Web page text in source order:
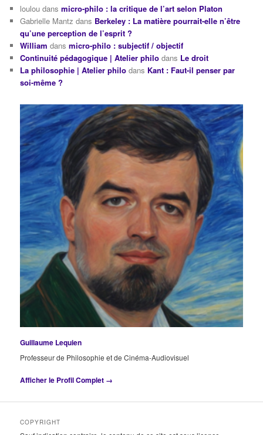
loulou dansmicro-philo : la critique de l’art selon Platon
Gabrielle Mantz dans Berkeley : La matière pourrait-elle n’être
qu’une perception de l’esprit ?
William dansmicro-philo : subjectif / objectif
Continuité pédagogique | Atelier philo dans Le droit
La philosophie | Atelier philo dans Kant : Faut-il penser par
soi-même ?
Guillaume Lequien
Professeur de Philosophie et de Cinéma-Audiovisuel
Afficher le Profil Complet →
COPYRIGHT